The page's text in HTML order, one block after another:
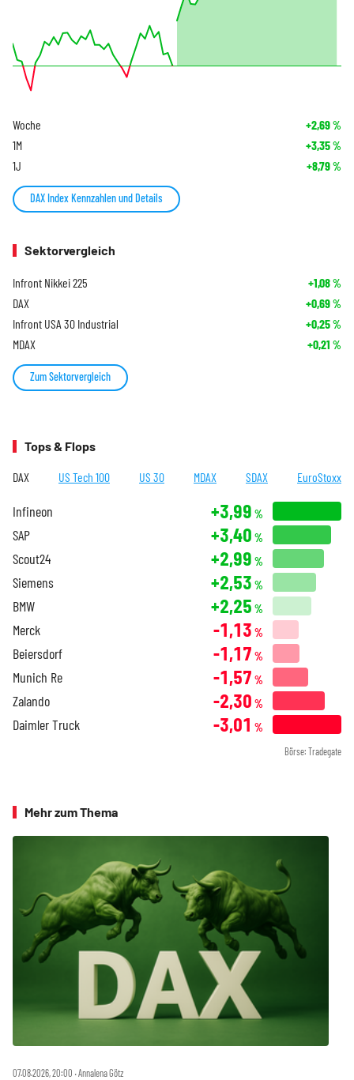
Woche +2,69%
1M +3,35%
1J +8,79%
DAX Index Kennzahlen und Details
Sektorvergleich
Infront Nikkei 225 +1,08%
DAX +0,69%
Infront USA 30 Industrial +0,25%
MDAX +0,21 %
Zum Sektorvergleich
Tops & Flops
DAX US Tech 100 US 30 MDAX SDAX EuroStoxx
Infineon +3,99 %
SAP +3,40 %
Scout24 +2,99 %
Siemens +2,53 %
BMW +2,25 %
Merck -1,13 %
Beiersdorf -1,17 %
Munich Re -1,57 %
Zalando -2,30 %
Daimler Truck -3,01 %
Börse: Tradegate
Mehr zum Thema
07.08.2026, 20:00 ‧ Annalena Götz